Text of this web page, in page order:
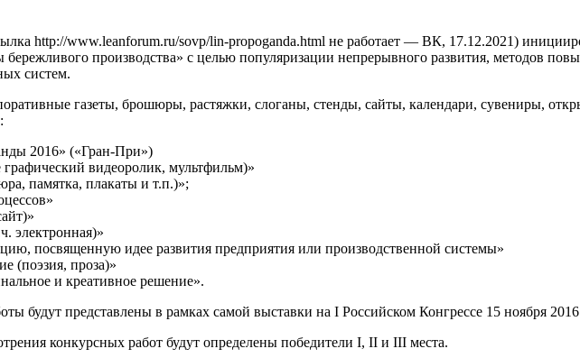
http://www.leanforum.ru/sovp/lin-propoganda.html не работает — ВК, 17.12.2021)
производства» с целью популяризации непрерывного развития, методов
систем.
газеты, брошюры, растяжки, слоганы, стенды, сайты, календари, сувениры,
2016» («Гран-При»)
видеоролик, мультфильм)»
памятка, плакаты и т.п.)»;
электронная)»
посвященную идее развития предприятия или производственной системы»
(поэзия, проза)»
и креативное решение».
будут представлены в рамках самой выставки на I Российском Конгрессе 15 ноября
конкурсных работ будут определены победители I, II и III места.